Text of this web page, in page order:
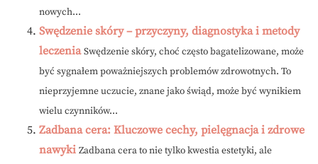
nowych...
Swędzenie skóry – przyczyny, diagnostyka i metody
leczenia Swędzenie skóry, choć często bagatelizowane, może
być sygnałem poważniejszych problemów zdrowotnych. To
nieprzyjemne uczucie, znane jako świąd, może być wynikiem
wielu czynników...
Zadbana cera: Kluczowe cechy, pielęgnacja i zdrowe
nawyki Zadbana cera to nie tylko kwestia estetyki, ale